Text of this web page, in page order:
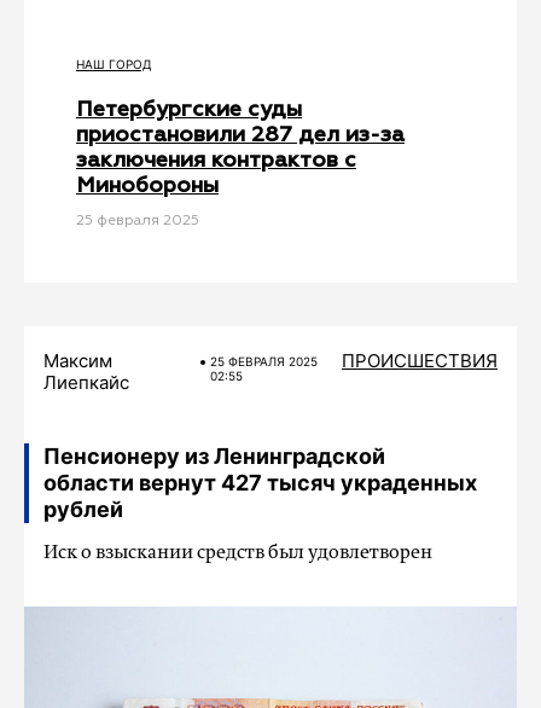
НАШ ГОРОД
Петербургские суды
приостановили 287 дел из-за
заключения контрактов с
Минобороны
25 февраля 2025
Максим
Лиепкайс
25 ФЕВРАЛЯ 2025
02:55
ПРОИСШЕСТВИЯ
Пенсионеру из Ленинградской
области вернут 427 тысяч украденных
рублей
Иск о взыскании средств был удовлетворен